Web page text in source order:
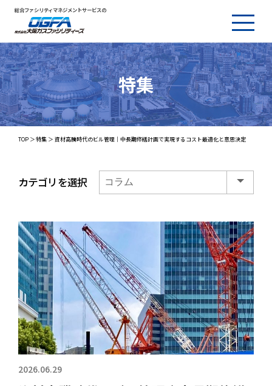
総合ファシリティマネジメントサービスの
特集
TOP 特集 資材高騰時代のビル管理｜中長期修繕計画で実現するコスト最適化と意思決定
カテゴリを選択
2026.06.29